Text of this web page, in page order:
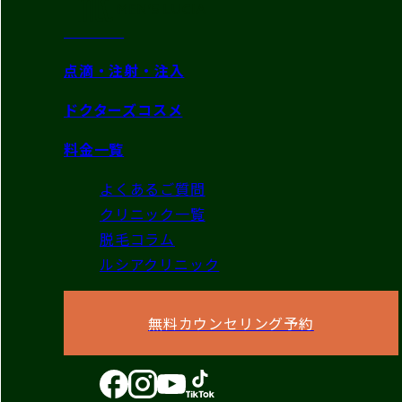
点滴・注射・注入
ドクターズコスメ
料金一覧
よくあるご質問
クリニック一覧
脱毛コラム
ルシアクリニック
無料カウンセリング予約